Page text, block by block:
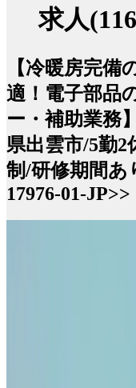
求人
【冷暖房完備
適！電子部品
ー・補助業務
県出雲市/5勤2
制/研修期間あ
17976-01-JP>>